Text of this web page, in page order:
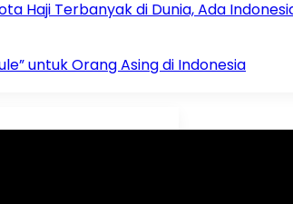
Haji Terbanyak di Dunia, Ada
untuk Orang Asing di Indonesia